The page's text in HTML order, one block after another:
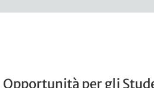
Opportunità per gli